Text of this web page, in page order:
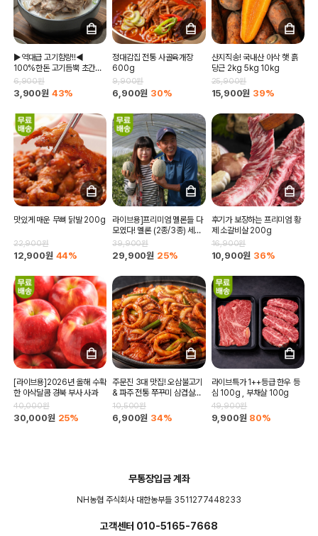
▶역대급 고기함량!!◀
100%한돈 고기듬뿍 초간편
돼지국밥 조리후 550g (돼
지국밥,얼큰돼지국밥,얼큰내
장탕)
6,900원
3,900원 43%
정대감집 전통 사골육개장
600g
9,900원
6,900원 30%
산지직송! 국내산 아삭 햇 흙
당근 2kg 5kg 10kg
25,900원
15,900원 39%
맛있게 매운 무뼈 닭발 200g
22,900원
12,900원 44%
라이브용]프리미엄 멜론들 다
모였다! 멜론 (2종/3종) 세트
3kg , 4kg , 5kg
39,900원
29,900원 25%
후기가 보장하는 프리미엄 황
제 소갈비살 200g
16,900원
10,900원 36%
[라이브용]2026년 올해 수확
한 아삭달콤 경북 부사 사과
40,000원
30,000원 25%
주문진 3대 맛집! 오삼불고기
& 파주 전통 쭈꾸미 삼겹살
500g
10,500원
6,900원 34%
라이브특가 1++등급 한우 등
심 100g , 부채살 100g
49,900원
9,900원 80%
무통장입금 계좌
NH농협 주식회사 대한농부들 3511277448233
고객센터 010-5165-7668